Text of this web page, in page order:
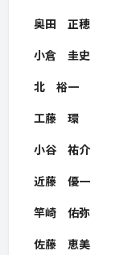
奥田 正穂
小倉 圭史
北 裕一
工藤 環
小谷 祐介
近藤 優一
竿崎 佑弥
佐藤 恵美